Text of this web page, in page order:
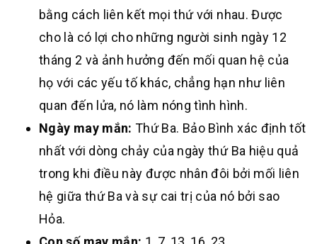
bằng cách liên kết mọi thứ với nhau. Được
cho là có lợi cho những người sinh ngày 12
tháng 2 và ảnh hưởng đến mối quan hệ của
họ với các yếu tố khác, chẳng hạn như liên
quan đến lửa, nó làm nóng tình hình.
Ngày may mắn: Thứ Ba. Bảo Bình xác định tốt
nhất với dòng chảy của ngày thứ Ba hiệu quả
trong khi điều này được nhân đôi bởi mối liên
hệ giữa thứ Ba và sự cai trị của nó bởi sao
Hỏa.